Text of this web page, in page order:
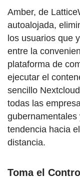
Amber, de
autoalojada,
los usuarios que
entre la
plataforma de
ejecutar el
sencillo
todas las
tendencia hacia
distancia.
Toma el Control